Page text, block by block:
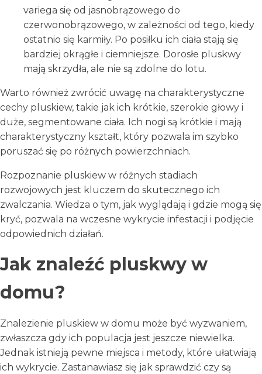
variega się od jasnobrązowego do
czerwonobrązowego, w zależności od tego, kiedy
ostatnio się karmiły. Po posiłku ich ciała stają się
bardziej okrągłe i ciemniejsze. Dorosłe pluskwy
mają skrzydła, ale nie są zdolne do lotu.
Warto również zwrócić uwagę na charakterystyczne
cechy pluskiew, takie jak ich krótkie, szerokie głowy i
duże, segmentowane ciała. Ich nogi są krótkie i mają
charakterystyczny kształt, który pozwala im szybko
poruszać się po różnych powierzchniach.
Rozpoznanie pluskiew w różnych stadiach
rozwojowych jest kluczem do skutecznego ich
zwalczania. Wiedza o tym, jak wyglądają i gdzie mogą się
kryć, pozwala na wczesne wykrycie infestacji i podjęcie
odpowiednich działań.
Jak znaleźć pluskwy w
domu?
Znalezienie pluskiew w domu może być wyzwaniem,
zwłaszcza gdy ich populacja jest jeszcze niewielka.
Jednak istnieją pewne miejsca i metody, które ułatwiają
ich wykrycie. Zastanawiasz się jak sprawdzić czy są